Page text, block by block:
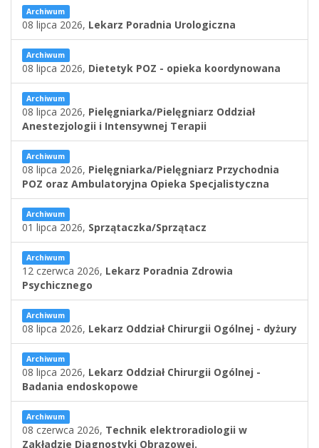
Archiwum
08 lipca 2026, Lekarz Poradnia Urologiczna
Archiwum
08 lipca 2026, Dietetyk POZ - opieka koordynowana
Archiwum
08 lipca 2026, Pielęgniarka/Pielęgniarz Oddział
Anestezjologii i Intensywnej Terapii
Archiwum
08 lipca 2026, Pielęgniarka/Pielęgniarz Przychodnia
POZ oraz Ambulatoryjna Opieka Specjalistyczna
Archiwum
01 lipca 2026, Sprzątaczka/Sprzątacz
Archiwum
12 czerwca 2026, Lekarz Poradnia Zdrowia
Psychicznego
Archiwum
08 lipca 2026, Lekarz Oddział Chirurgii Ogólnej - dyżury
Archiwum
08 lipca 2026, Lekarz Oddział Chirurgii Ogólnej -
Badania endoskopowe
Archiwum
08 czerwca 2026, Technik elektroradiologii w
Zakładzie Diagnostyki Obrazowej.